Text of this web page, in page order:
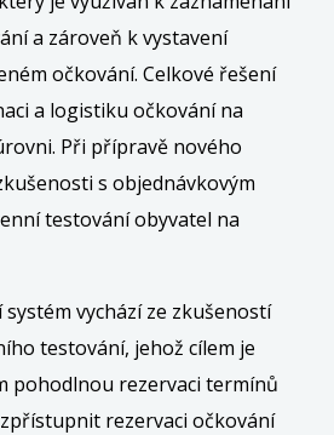
a zároveň k vystavení
očkování. Celkové řešení
a logistiku očkování na
Při přípravě nového
s objednávkovým
testování obyvatel na
vychází ze zkušeností
testování, jehož cílem je
pohodlnou rezervaci termínů
rezervaci očkování